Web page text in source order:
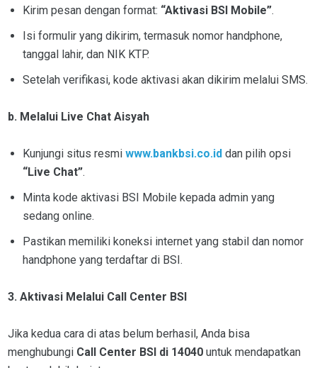
Kirim pesan dengan format: “Aktivasi BSI Mobile”.
Isi formulir yang dikirim, termasuk nomor handphone,
tanggal lahir, dan NIK KTP.
Setelah verifikasi, kode aktivasi akan dikirim melalui SMS.
b. Melalui Live Chat Aisyah
Kunjungi situs resmi www.bankbsi.co.id dan pilih opsi
“Live Chat”.
Minta kode aktivasi BSI Mobile kepada admin yang
sedang online.
Pastikan memiliki koneksi internet yang stabil dan nomor
handphone yang terdaftar di BSI.
3. Aktivasi Melalui Call Center BSI
Jika kedua cara di atas belum berhasil, Anda bisa
menghubungi Call Center BSI di 14040 untuk mendapatkan